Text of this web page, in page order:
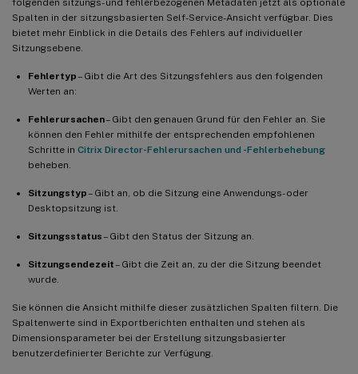
Spalten in der sitzungsbasierten Self-Service-Ansicht verfügbar. Dies
bietet mehr Einblick in die Details des Fehlers auf individueller
Sitzungsebene.
Fehlertyp– Gibt die Art des Sitzungsfehlers aus den folgenden
Werten an:
Fehlerursachen– Gibt den genauen Grund für den Fehler an. Sie
können den Fehler mithilfe der entsprechenden empfohlenen
Schritte in Citrix Director-Fehlerursachen und -Fehlerbehebung
beheben.
Sitzungstyp– Gibt an, ob die Sitzung eine Anwendungs- oder
Desktopsitzung ist.
Sitzungsstatus– Gibt den Status der Sitzung an.
Sitzungsendezeit– Gibt die Zeit an, zu der die Sitzung beendet
wurde.
Sie können die Ansicht mithilfe dieser zusätzlichen Spalten filtern. Die
Spaltenwerte sind in Exportberichten enthalten und stehen als
Dimensionsparameter bei der Erstellung sitzungsbasierter
benutzerdefinierter Berichte zur Verfügung.
Connector- und Gateway-PoP-Statistiken
Connector-Statistikansicht
Clientseitige Statistiken: Internetdienstanbieter (ISP)
17. Dez. 2021
Filterung basierend auf Bereitstellungsgruppen
Bandbreiten- und Netzwerklatenzmetriken (Vorschau)
Sitzungsdauer in der Self-Service-Ansicht für Sitzungen
Automatisiertes Onboarding für die Region Asien-Pazifik Süd
Verfügbarkeit des Faktors “Überlastete Maschinen”